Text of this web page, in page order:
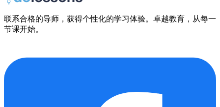
联系合格的导师，获得个性化的学习体验。卓越教育，从每一
节课开始。